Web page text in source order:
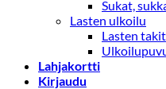
Sukat,
Lasten ulkoilu
Lasten takit
Lahjakortti
Kirjaudu